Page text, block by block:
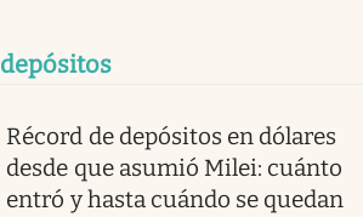
depósitos
Récord de depósitos en dólares
desde que asumió Milei: cuánto
entró y hasta cuándo se quedan